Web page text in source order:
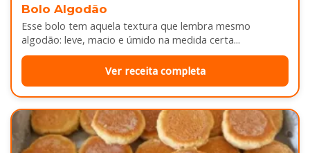
Bolo Algodão
Esse bolo tem aquela textura que lembra mesmo
algodão: leve, macio e úmido na medida certa...
Ver receita completa